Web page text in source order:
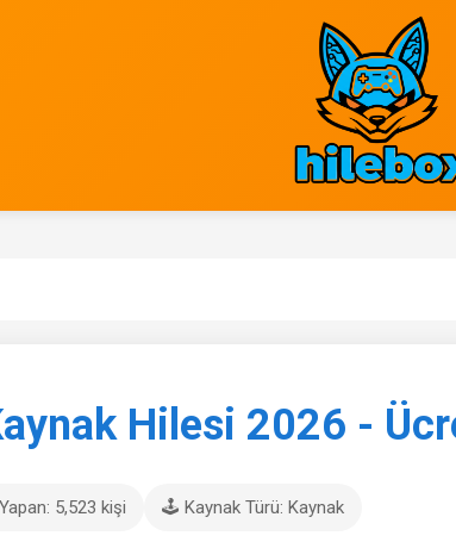
Hilesi 2026 -
5,523 kişi 🕹️ Kaynak Türü: Kaynak